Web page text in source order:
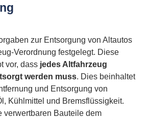
zur Entsorgung von Altautos
Verordnung festgelegt. Diese
vor, dass jedes Altfahrzeug
werden muss. Dies beinhaltet
und Entsorgung von
Kühlmittel und Bremsflüssigkeit.
verwertbaren Bauteile dem